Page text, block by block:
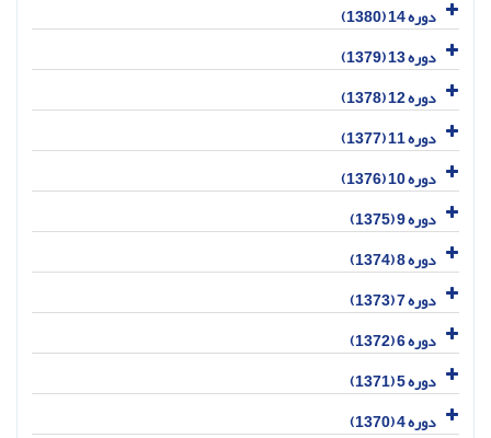
دوره 14 (1380)
دوره 13 (1379)
دوره 12 (1378)
دوره 11 (1377)
دوره 10 (1376)
دوره 9 (1375)
دوره 8 (1374)
دوره 7 (1373)
دوره 6 (1372)
دوره 5 (1371)
دوره 4 (1370)